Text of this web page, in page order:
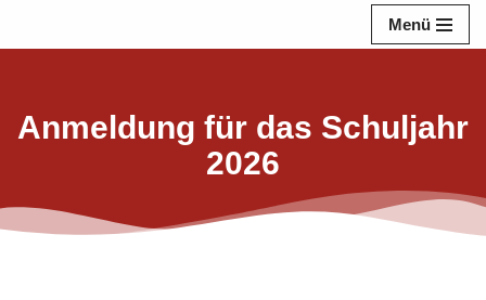
Menü
Anmeldung für das Schuljahr
2026